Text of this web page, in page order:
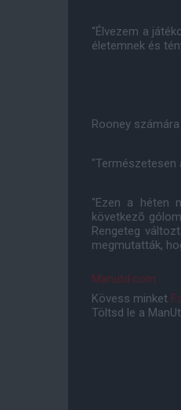
"Élvezem a
életemnek és
Rooney
"Ezen a héten
következõ
Rengeteg
megmutatták,
Manutd.com
Kövess minket
Töltsd le a